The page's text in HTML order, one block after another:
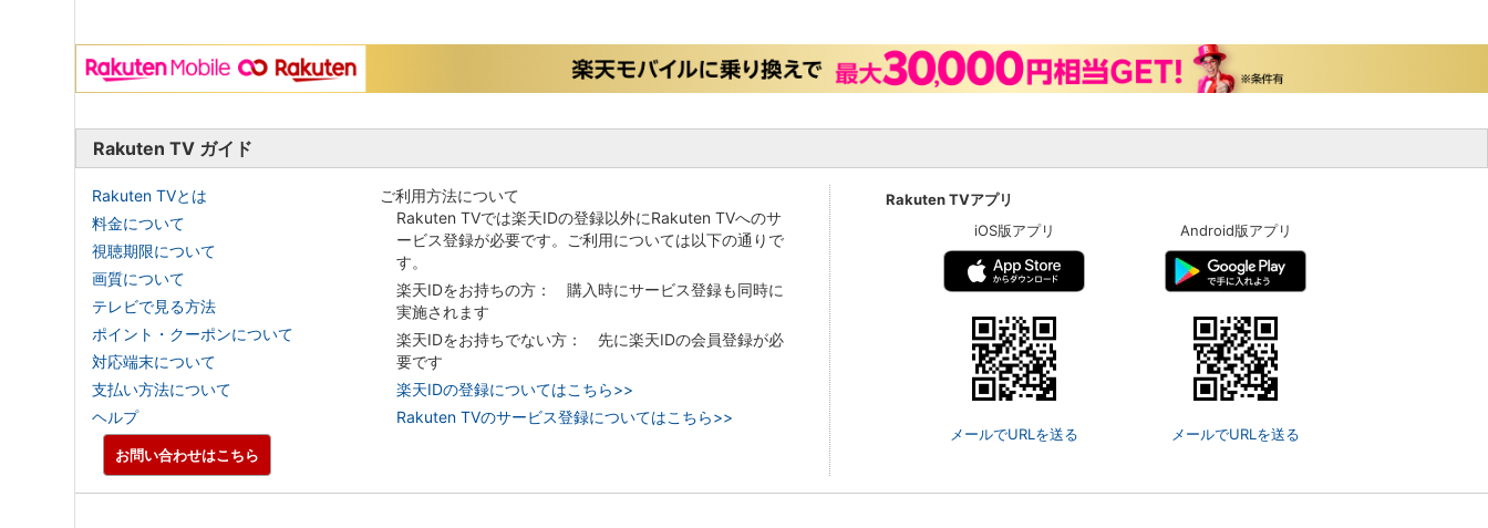
Rakuten TV ガイド
Rakuten TVとは
料金について
視聴期限について
画質について
テレビで見る方法
ポイント・クーポンについて
対応端末について
支払い方法について
ヘルプ
ご利用方法について
Rakuten TVでは楽天IDの登録以外にRakuten TVへのサ
ービス登録が必要です。ご利用については以下の通りで
す。
楽天IDをお持ちの方： 購入時にサービス登録も同時に
実施されます
楽天IDをお持ちでない方： 先に楽天IDの会員登録が必
要です
楽天IDの登録についてはこちら>>
Rakuten TVのサービス登録についてはこちら>>
Rakuten TVアプリ
iOS版アプリ
メールでURLを送る
Android版アプリ
メールでURLを送る
お問い合わせはこちら